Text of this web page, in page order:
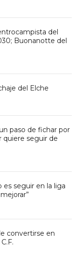
del
Buonanotte del
del Elche
paso de fichar por
quiere seguir de
es seguir en la liga
convertirse en